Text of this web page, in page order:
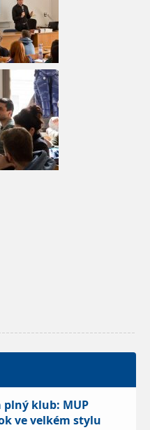
klub: MUP
ve velkém stylu